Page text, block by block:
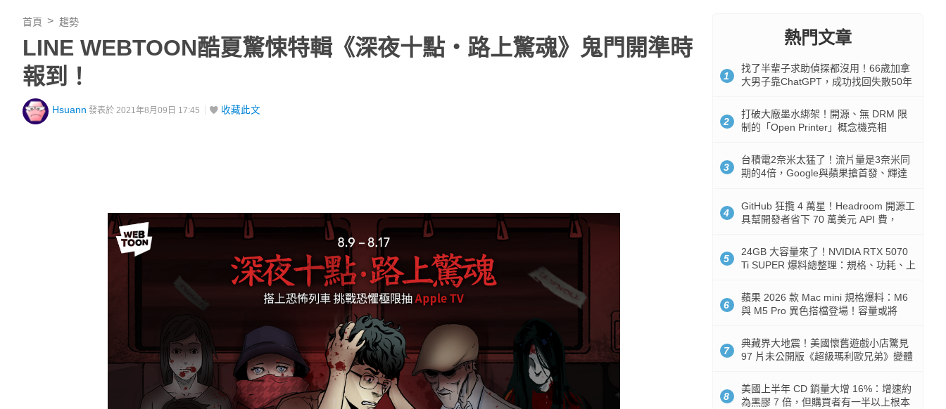
首頁 趨勢
LINE WEBTOON酷夏驚悚特輯《深夜十點・路上驚魂》鬼門開準時
報到！
Hsuann 發表於 2021年8月09日 17:45 收藏此文
熱門文章
1
找了半輩子求助偵探都沒用！66歲加拿
大男子靠ChatGPT，成功找回失散50年
2
打破大廠墨水綁架！開源、無 DRM 限
制的「Open Printer」概念機亮相
3
台積電2奈米太猛了！流片量是3奈米同
期的4倍，Google與蘋果搶首發、輝達
4
GitHub 狂攬 4 萬星！Headroom 開源工
具幫開發者省下 70 萬美元 API 費，
5
24GB 大容量來了！NVIDIA RTX 5070
Ti SUPER 爆料總整理：規格、功耗、上
6
蘋果 2026 款 Mac mini 規格爆料：M6
與 M5 Pro 異色搭檔登場！容量或將
7
典藏界大地震！美國懷舊遊戲小店驚見
97 片未公開版《超級瑪利歐兄弟》變體
8
美國上半年 CD 銷量大增 16%：增速約
為黑膠 7 倍，但購買者有一半以上根本